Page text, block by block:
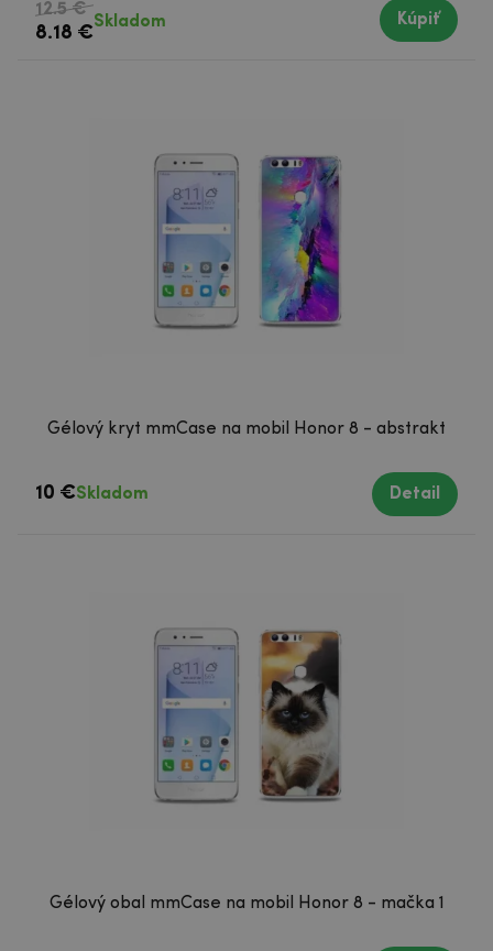
12.5 €
8.18 €
Skladom Kúpiť
Gélový kryt mmCase na mobil Honor 8 - abstrakt
10 €Skladom Detail
Gélový obal mmCase na mobil Honor 8 - mačka 1